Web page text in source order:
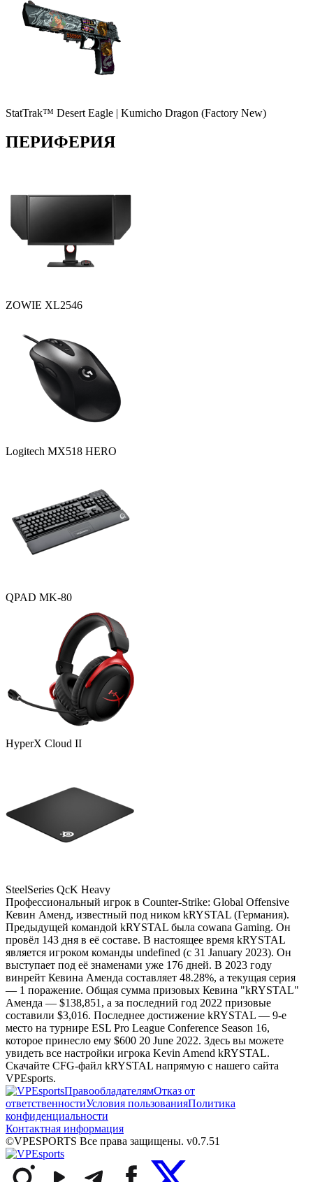
StatTrak™ Desert Eagle | Kumicho Dragon (Factory New)
ПЕРИФЕРИЯ
ZOWIE XL2546
Logitech MX518 HERO
QPAD MK-80
HyperX Cloud II
SteelSeries QcK Heavy
Профессиональный игрок в Counter-Strike: Global Offensive
Кевин Аменд, известный под ником kRYSTAL (Германия).
Предыдущей командой kRYSTAL была cowana Gaming. Он
провёл 143 дня в её составе. В настоящее время kRYSTAL
является игроком команды undefined (с 31 January 2023). Он
выступает под её знаменами уже 176 дней. В 2023 году
винрейт Кевина Аменда составляет 48.28%, а текущая серия
— 1 поражение. Общая сумма призовых Кевина "kRYSTAL"
Аменда — $138,851, а за последний год 2022 призовые
составили $3,016. Последнее достижение kRYSTAL — 9-е
место на турнире ESL Pro League Conference Season 16,
которое принесло ему $600 20 June 2022. Здесь вы можете
увидеть все настройки игрока Kevin Amend kRYSTAL.
Скачайте CFG-файл kRYSTAL напрямую с нашего сайта
VPEsports.
ПравообладателямОтказ от
ответственностиУсловия пользованияПолитика
конфиденциальности
Контактная информация
©VPESPORTS Все права защищены. v0.7.51